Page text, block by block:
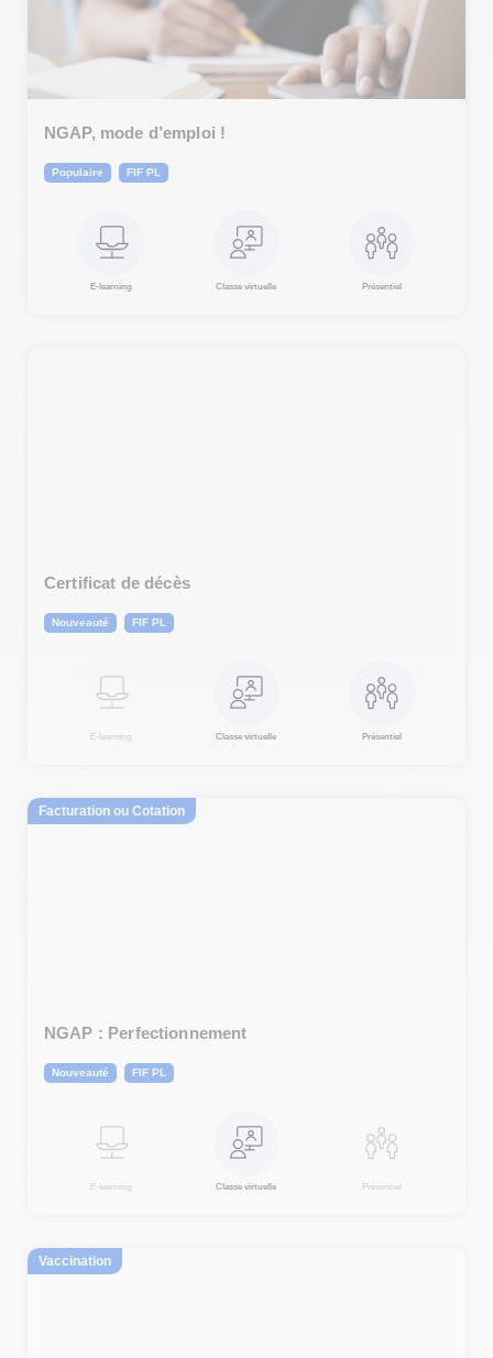
NGAP, mode d’emploi !
Populaire FIF PL
E-learning Classe virtuelle Présentiel
Certificat de décès
Nouveauté FIF PL
E-learning Classe virtuelle Présentiel
Facturation ou Cotation
NGAP : Perfectionnement
Nouveauté FIF PL
E-learning Classe virtuelle Présentiel
Vaccination